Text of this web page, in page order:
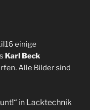
einige
Karl Beck
Alle Bilder sind
in Lacktechnik